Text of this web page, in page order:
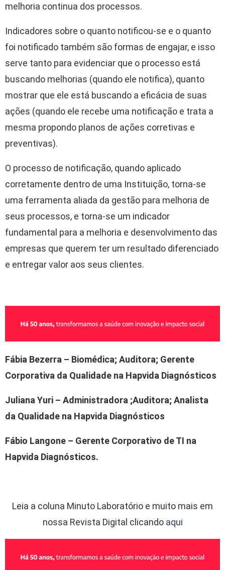
melhoria continua dos processos.
Indicadores sobre o quanto notificou-se e o quanto
foi notificado também são formas de engajar, e isso
serve tanto para evidenciar que o processo está
buscando melhorias (quando ele notifica), quanto
mostrar que ele está buscando a eficácia de suas
ações (quando ele recebe uma notificação e trata a
mesma propondo planos de ações corretivas e
preventivas).
O processo de notificação, quando aplicado
corretamente dentro de uma Instituição, torna-se
uma ferramenta aliada da gestão para melhoria de
seus processos, e torna-se um indicador
fundamental para a melhoria e desenvolvimento das
empresas que querem ter um resultado diferenciado
e entregar valor aos seus clientes.
Fábia Bezerra – Biomédica; Auditora; Gerente
Corporativa da Qualidade na Hapvida Diagnósticos
Juliana Yuri – Administradora ;Auditora; Analista
da Qualidade na Hapvida Diagnósticos
Fábio Langone – Gerente Corporativo de TI na
Hapvida Diagnósticos.
Leia a coluna Minuto Laboratório e muito mais em
nossa Revista Digital clicando aqui